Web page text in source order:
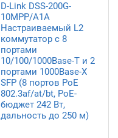
D-Link DSS-200G-
10MPP/A1A
Настраиваемый L2
коммутатор с 8
портами
10/100/1000Base-T и 2
портами 1000Base-X
SFP (8 портов PoE
802.3af/at/bt, PoE-
бюджет 242 Вт,
дальность до 250 м)